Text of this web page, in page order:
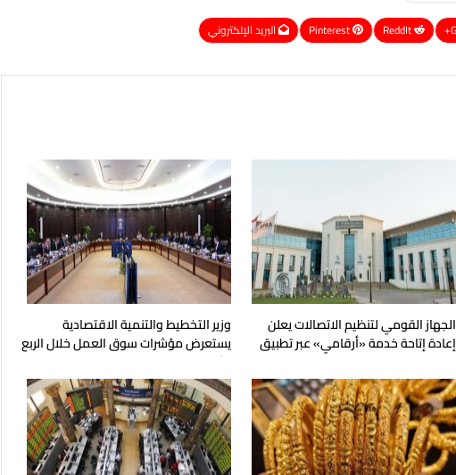
ReddIt
Pinterest البريد الإلكتروني
الجهاز القومي لتنظيم الاتصالات يعلن
إعادة إتاحة خدمة «أرقامي» عبر تطبيق
وزير التخطيط والتنمية الاقتصادية
يستعرض مؤشرات سوق العمل خلال الربع
الثاني من عام 2026